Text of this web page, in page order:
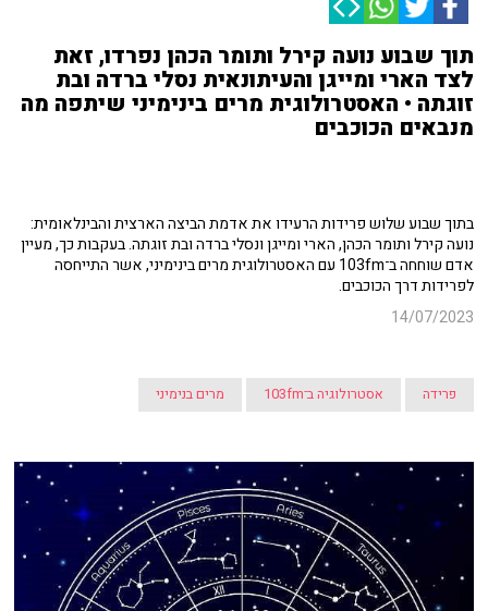
תוך שבוע נועה קירל ותומר הכהן נפרדו, זאת
לצד הארי ומייגן והעיתונאית נסלי ברדה ובת
זוגתה • האסטרולוגית מרים בינימיני שיתפה מה
מנבאים הכוכבים
בתוך שבוע שלוש פרידות הרעידו את אדמת הביצה הארצית והבינלאומית:
נועה קירל ותומר הכהן, הארי ומייגן ונסלי ברדה ובת זוגתה. בעקבות כך, מעיין
אדם שוחחה ב־103fm עם האסטרולוגית מרים בינימיני, אשר התייחסה
לפרידות דרך הכוכבים.
14/07/2023
פרידה אסטרולוגיה ב־103fm מרים בנימיני